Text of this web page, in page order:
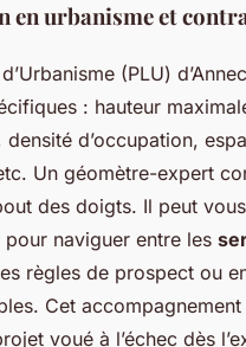
en urbanisme et
(PLU)
: hauteur
d’occupation,
Un géomètre-expert
des doigts. Il peut vous
naviguer entre les
règles de prospect ou
Cet
voué à l’échec dès